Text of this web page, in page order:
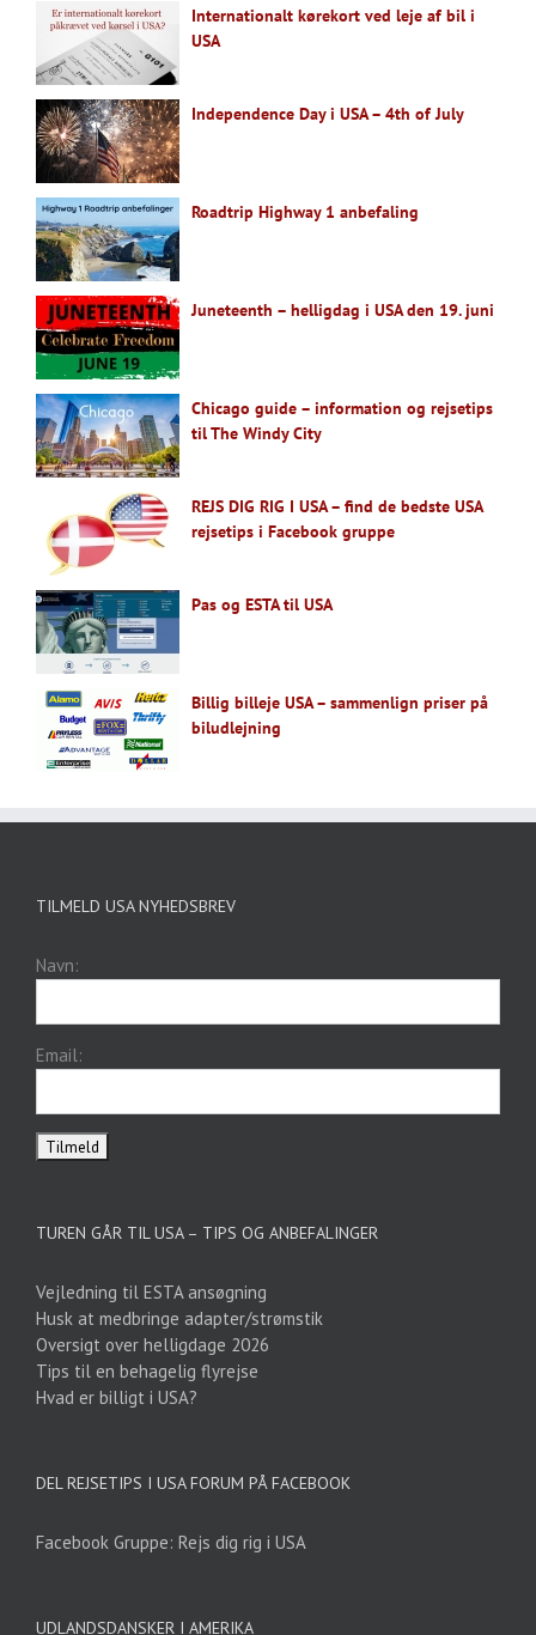
Internationalt kørekort ved leje af bil i
USA
Independence Day i USA – 4th of July
Roadtrip Highway 1 anbefaling
Juneteenth – helligdag i USA den 19. juni
Chicago guide – information og rejsetips
til The Windy City
REJS DIG RIG I USA – find de bedste USA
rejsetips i Facebook gruppe
Pas og ESTA til USA
Billig billeje USA – sammenlign priser på
biludlejning
TILMELD USA NYHEDSBREV
Navn:
Email:
TUREN GÅR TIL USA – TIPS OG ANBEFALINGER
Vejledning til ESTA ansøgning
Husk at medbringe adapter/strømstik
Oversigt over helligdage 2026
Tips til en behagelig flyrejse
Hvad er billigt i USA?
DEL REJSETIPS I USA FORUM PÅ FACEBOOK
Facebook Gruppe: Rejs dig rig i USA
UDLANDSDANSKER I AMERIKA